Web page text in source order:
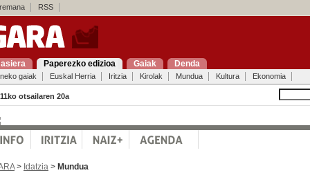
RSS
Paperezko edizioa Gaiak Denda
gaiak Euskal Herria Iritzia Kirolak Mundua Kultura Ekonomia
otsailaren 20a
> Idatzia > Mundua